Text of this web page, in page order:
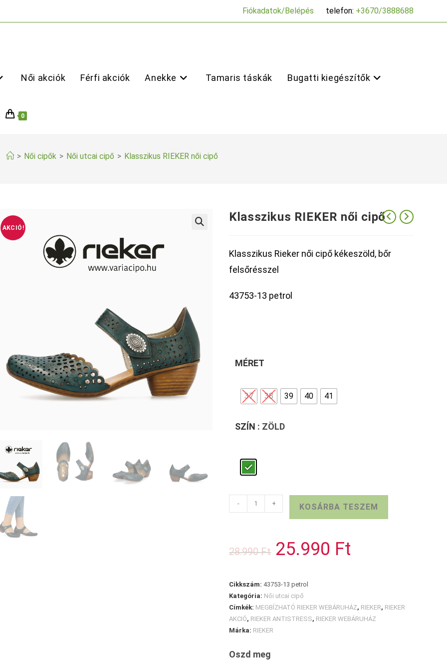
Fiókadatok/Belépés telefon: +3670/3888688
Női akciók Férfi akciók Anekke Tamaris táskák Bugatti kiegészítők
0
> Női cipők > Női utcai cipő > Klasszikus RIEKER női cipő
AKCIÓ!
Klasszikus RIEKER női cipő
Klasszikus Rieker női cipő kékeszöld, bőr
felsőrésszel
43753-13 petrol
MÉRET
37 38 39 40 41
SZÍN : ZÖLD
Klasszikus
RIEKER
mennyiség
- + KOSÁRBA TESZEM
28.990Ft
Original
price
was:
25.990 Ft
Cikkszám:43753-13 petrol
Kategória: Női utcai cipő
Címkék: MEGBÍZHATÓ RIEKER WEBÁRUHÁZ, RIEKER, RIEKER
AKCIÓ, RIEKER ANTISTRESS, RIEKER WEBÁRUHÁZ
Márka: RIEKER
Oszd meg